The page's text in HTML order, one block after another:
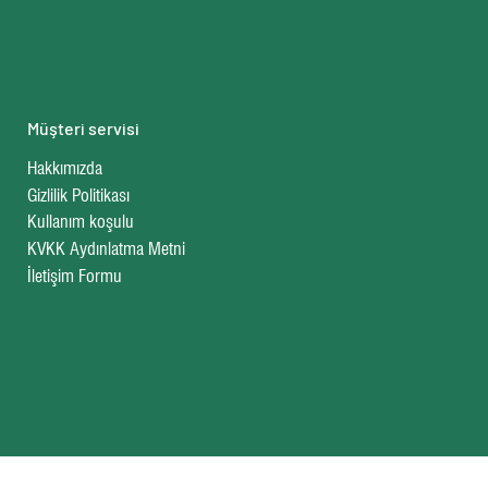
Müşteri servisi
Hakkımızda
Gizlilik Politikası
Kullanım koşulu
KVKK Aydınlatma Metni
İletişim Formu